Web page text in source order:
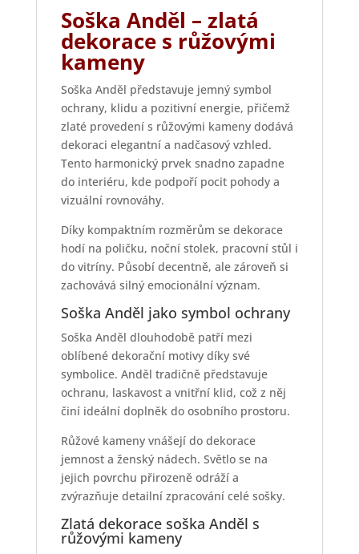
Soška Anděl – zlatá
dekorace s růžovými
kameny
Soška Anděl představuje jemný symbol
ochrany, klidu a pozitivní energie, přičemž
zlaté provedení s růžovými kameny dodává
dekoraci elegantní a nadčasový vzhled.
Tento harmonický prvek snadno zapadne
do interiéru, kde podpoří pocit pohody a
vizuální rovnováhy.
Díky kompaktním rozměrům se dekorace
hodí na poličku, noční stolek, pracovní stůl i
do vitríny. Působí decentně, ale zároveň si
zachovává silný emocionální význam.
Soška Anděl jako symbol ochrany
Soška Anděl dlouhodobě patří mezi
oblíbené dekorační motivy díky své
symbolice. Anděl tradičně představuje
ochranu, laskavost a vnitřní klid, což z něj
činí ideální doplněk do osobního prostoru.
Růžové kameny vnášejí do dekorace
jemnost a ženský nádech. Světlo se na
jejich povrchu přirozeně odráží a
zvýrazňuje detailní zpracování celé sošky.
Zlatá dekorace soška Anděl s
růžovými kameny